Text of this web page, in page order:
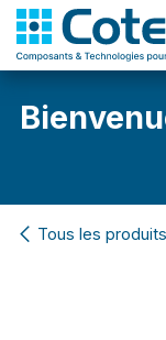
Tous les produits